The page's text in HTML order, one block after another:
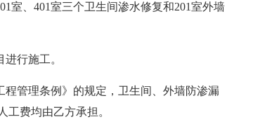
室、401室三个卫生间渗水修复和201室外墙
行施工。
管理条例》的规定，卫生间、外墙防渗漏
工费均由乙方承担。